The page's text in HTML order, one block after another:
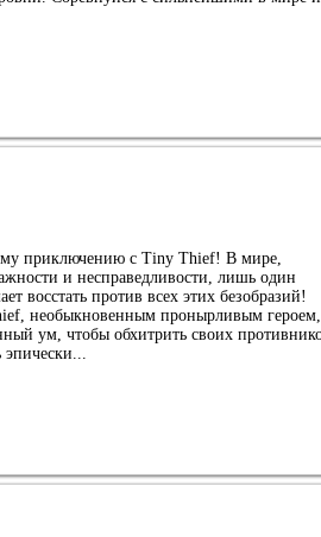
приключению с Tiny Thief! В мире,
и несправедливости, лишь один
восстать против всех этих безобразий!
необыкновенным пронырливым героем,
ум, чтобы обхитрить своих
эпически...